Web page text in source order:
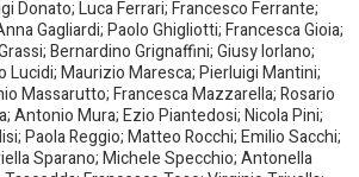
Donato; Luca Ferrari; Francesco Ferrante;
Gagliardi; Paolo Ghigliotti; Francesca Gioia;
Bernardino Grignaffini; Giusy Iorlano;
Lucidi; Maurizio Maresca; Pierluigi Mantini;
Massarutto; Francesca Mazzarella; Rosario
Antonio Mura; Ezio Piantedosi; Nicola Pini;
Paola Reggio; Matteo Rocchi; Emilio Sacchi;
Sparano; Michele Specchio; Antonella